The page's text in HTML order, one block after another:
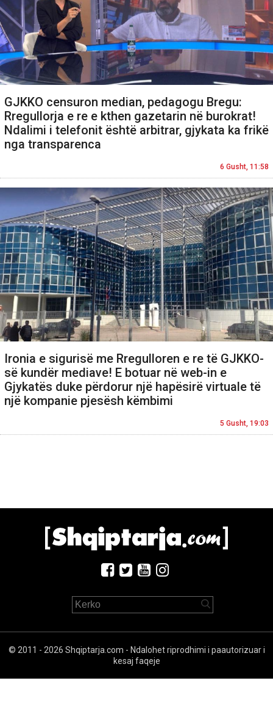
GJKKO censuron median, pedagogu Bregu:
Rregullorja e re e kthen gazetarin në burokrat!
Ndalimi i telefonit është arbitrar, gjykata ka frikë
nga transparenca
6 Gusht, 11:58
Ironia e sigurisë me Rregulloren e re të GJKKO-
së kundër mediave! E botuar në web-in e
Gjykatës duke përdorur një hapësirë virtuale të
një kompanie pjesësh këmbimi
5 Gusht, 19:03
© 2011 - 2026 Shqiptarja.com - Ndalohet riprodhimi i paautorizuar i
kesaj faqeje